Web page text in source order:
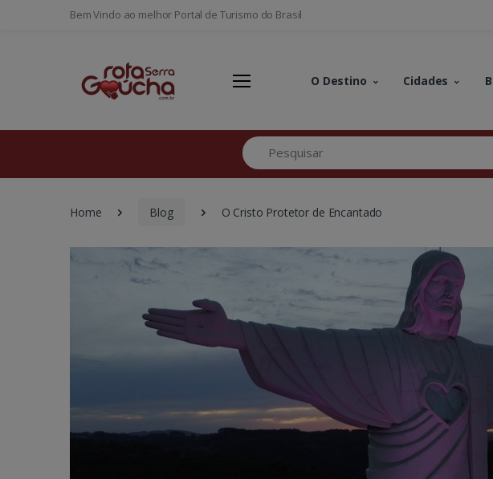
Bem Vindo ao melhor Portal de Turismo do Brasil
O Destino Cidades
Pesquisar
Home Blog O Cristo Protetor de Encantado